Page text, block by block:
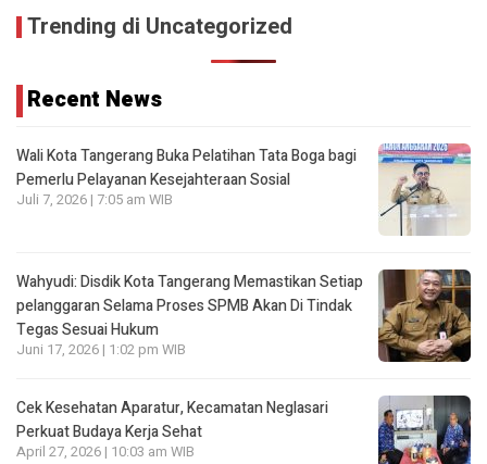
Trending di Uncategorized
Recent News
Wali Kota Tangerang Buka Pelatihan Tata Boga bagi
Pemerlu Pelayanan Kesejahteraan Sosial
Juli 7, 2026 | 7:05 am WIB
Wahyudi: Disdik Kota Tangerang Memastikan Setiap
pelanggaran Selama Proses SPMB Akan Di Tindak
Tegas Sesuai Hukum
Juni 17, 2026 | 1:02 pm WIB
Cek Kesehatan Aparatur, Kecamatan Neglasari
Perkuat Budaya Kerja Sehat
April 27, 2026 | 10:03 am WIB